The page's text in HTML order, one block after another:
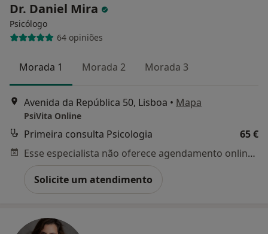
Dr. Daniel Mira
Psicólogo
64 opiniões
Morada 1 Morada 2 Morada 3
Avenida da República 50, Lisboa • Mapa
PsiVita Online
Primeira consulta Psicologia
65 €
Esse especialista não oferece agendamento online para esse endereço.
Solicite um atendimento